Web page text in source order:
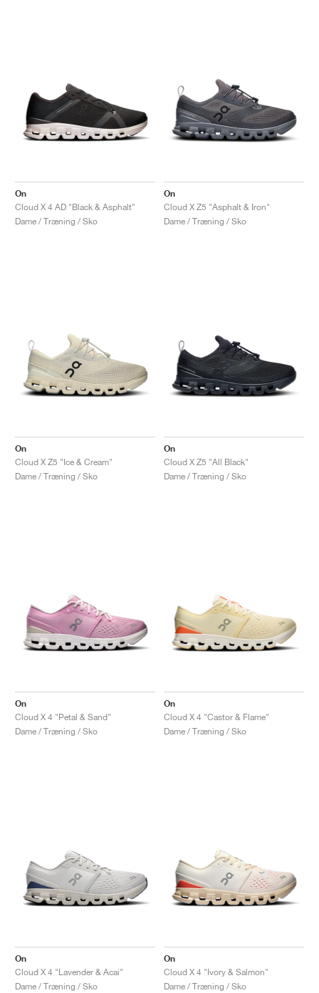
On
Cloud X 4 AD "Black & Asphalt"
Dame / Træning / Sko
On
Cloud X Z5 "Asphalt & Iron"
Dame / Træning / Sko
On
Cloud X Z5 "Ice & Cream"
Dame / Træning / Sko
On
Cloud X Z5 "All Black"
Dame / Træning / Sko
On
Cloud X 4 "Petal & Sand"
Dame / Træning / Sko
On
Cloud X 4 "Castor & Flame"
Dame / Træning / Sko
On
Cloud X 4 "Lavender & Acai"
Dame / Træning / Sko
On
Cloud X 4 "Ivory & Salmon"
Dame / Træning / Sko